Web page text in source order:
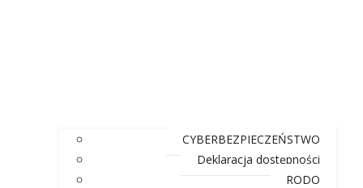
CYBERBEZPIECZEŃSTWO
Deklaracja dostępności
RODO